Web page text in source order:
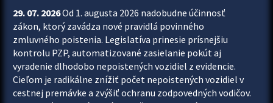
29. 07. 2026Od 1. augusta 2026 nadobudne účinnosť
zákon, ktorý zavádza nové pravidlá povinného
zmluvného poistenia. Legislatíva prinesie prísnejšiu
kontrolu PZP, automatizované zasielanie pokút aj
vyradenie dlhodobo nepoistených vozidiel z evidencie.
Cieľom je radikálne znížiť počet nepoistených vozidiel v
cestnej premávke a zvýšiť ochranu zodpovedných vodičov.